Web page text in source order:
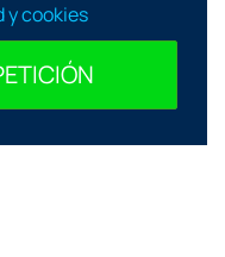
y cookies